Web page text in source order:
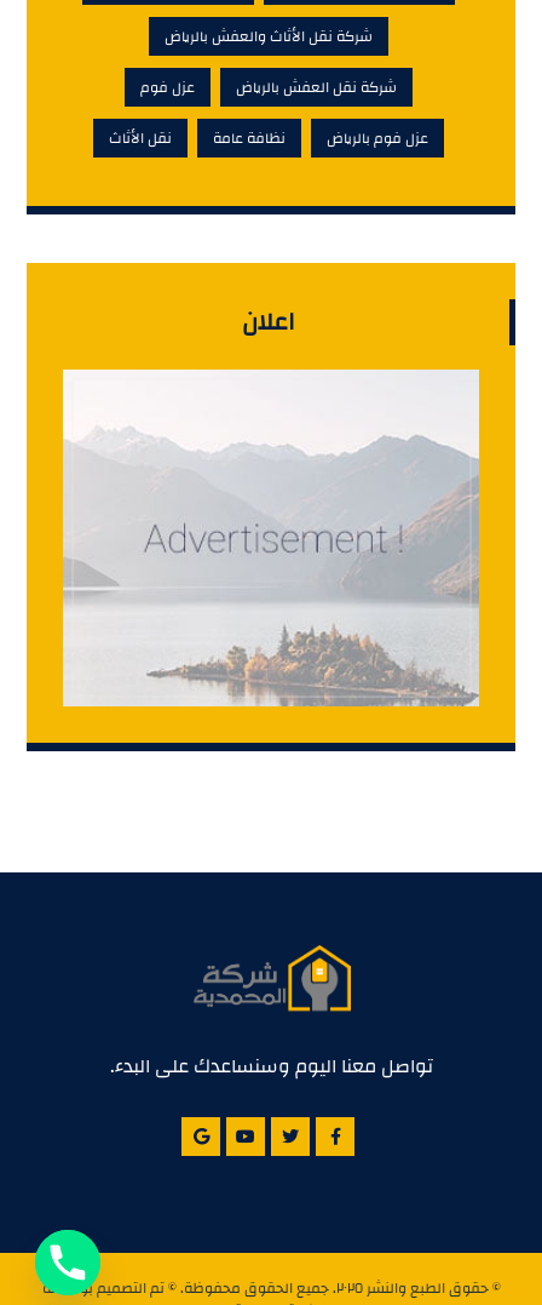
شركة نقل الأثاث والعفش بالرياض
شركة نقل العفش بالرياض
عزل فوم
عزل فوم بالرياض
نظافة عامة نقل الأثاث
اعلان
تواصل معنا اليوم وسنساعدك على البدء.
© حقوق الطبع والنشر ٢٠٢٥. جميع الحقوق محفوظة. © تم التصميم بواسطة